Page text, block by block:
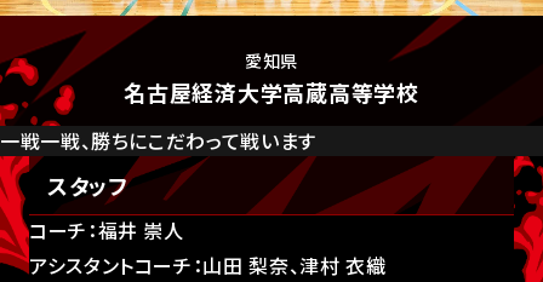
愛知県
名古屋経済大学高蔵高等学校
一戦一戦、勝ちにこだわって戦います
スタッフ
コーチ：福井 崇人
アシスタントコーチ：山田 梨奈、津村 衣織